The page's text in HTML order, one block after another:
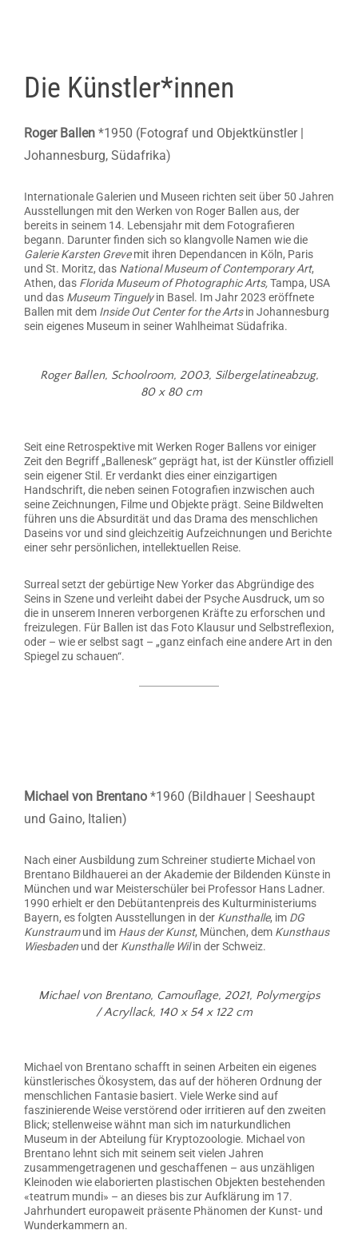
Die Künstler*innen
Roger Ballen *1950 (Fotograf und Objektkünstler |
Johannesburg, Südafrika)
Internationale Galerien und Museen richten seit über 50 Jahren
Ausstellungen mit den Werken von Roger Ballen aus, der
bereits in seinem 14. Lebensjahr mit dem Fotografieren
begann. Darunter finden sich so klangvolle Namen wie die
Galerie Karsten Grevemit ihren Dependancen in Köln, Paris
und St. Moritz, das National Museum of Contemporary Art,
Athen, das Florida Museum of Photographic Arts,Tampa, USA
und das Museum Tinguelyin Basel. Im Jahr 2023 eröffnete
Ballen mit dem Inside Out Center for the Artsin Johannesburg
sein eigenes Museum in seiner Wahlheimat Südafrika.
Roger Ballen, Schoolroom, 2003, Silbergelatineabzug,
80 x 80 cm
Seit eine Retrospektive mit Werken Roger Ballens vor einiger
Zeit den Begriff „Ballenesk“ geprägt hat, ist der Künstler offiziell
sein eigener Stil. Er verdankt dies einer einzigartigen
Handschrift, die neben seinen Fotografien inzwischen auch
seine Zeichnungen, Filme und Objekte prägt. Seine Bildwelten
führen uns die Absurdität und das Drama des menschlichen
Daseins vor und sind gleichzeitig Aufzeichnungen und Berichte
einer sehr persönlichen, intellektuellen Reise.
Surreal setzt der gebürtige New Yorker das Abgründige des
Seins in Szene und verleiht dabei der Psyche Ausdruck, um so
die in unserem Inneren verborgenen Kräfte zu erforschen und
freizulegen. Für Ballen ist das Foto Klausur und Selbstreflexion,
oder – wie er selbst sagt – „ganz einfach eine andere Art in den
Spiegel zu schauen“.
Michael von Brentano *1960 (Bildhauer | Seeshaupt
und Gaino, Italien)
Nach einer Ausbildung zum Schreiner studierte Michael von
Brentano Bildhauerei an der Akademie der Bildenden Künste in
München und war Meisterschüler bei Professor Hans Ladner.
1990 erhielt er den Debütantenpreis des Kulturministeriums
Bayern, es folgten Ausstellungen in der Kunsthalle, im DG
Kunstraumund im Haus der Kunst, München, dem Kunsthaus
Wiesbaden und der Kunsthalle Wilin der Schweiz.
Michael von Brentano, Camouflage, 2021, Polymergips
/ Acryllack, 140 x 54 x 122 cm
Michael von Brentano schafft in seinen Arbeiten ein eigenes
künstlerisches Ökosystem, das auf der höheren Ordnung der
menschlichen Fantasie basiert. Viele Werke sind auf
faszinierende Weise verstörend oder irritieren auf den zweiten
Blick; stellenweise wähnt man sich im naturkundlichen
Museum in der Abteilung für Kryptozoologie. Michael von
Brentano lehnt sich mit seinem seit vielen Jahren
zusammengetragenen und geschaffenen – aus unzähligen
Kleinoden wie elaborierten plastischen Objekten bestehenden
«teatrum mundi» – an dieses bis zur Aufklärung im 17.
Jahrhundert europaweit präsente Phänomen der Kunst- und
Wunderkammern an.